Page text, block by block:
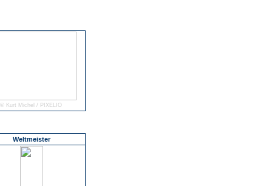
© Kurt Michel / PIXELIO
Weltmeister